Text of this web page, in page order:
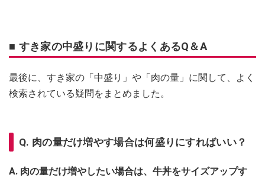
■ すき家の中盛りに関するよくあるQ＆A
最後に、すき家の「中盛り」や「肉の量」に関して、よく
検索されている疑問をまとめました。
Q. 肉の量だけ増やす場合は何盛りにすればいい？
A. 肉の量だけ増やしたい場合は、牛丼をサイズアップす